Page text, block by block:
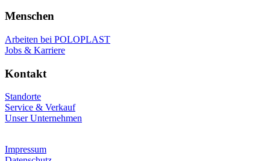
Menschen
Arbeiten bei POLOPLAST
Jobs & Karriere
Kontakt
Standorte
Service & Verkauf
Unser Unternehmen
Impressum